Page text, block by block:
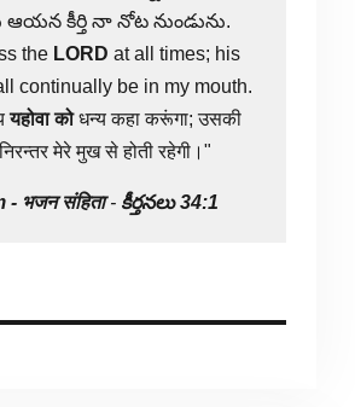
ఆయన కీర్తి నా నోట నుండును.
the LORD at all times; his
continually be in my mouth.
यहोवा कोधन्य कहा करूंगा; उसकी
मेरे मुख से होती रहेगी।"
- भजन संहिता- కీర్తనలు 34:1